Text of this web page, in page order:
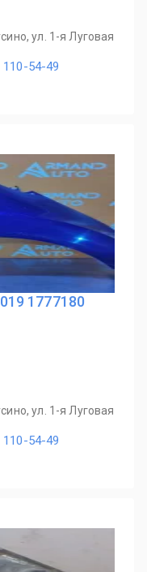
ул. 1-я Луговая
110-54-49
1777180
ул. 1-я Луговая
110-54-49